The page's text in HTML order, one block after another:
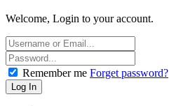
Welcome, Login to your account.
Remember me Forget password?